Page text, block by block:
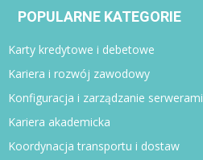
POPULARNE KATEGORIE
Karty kredytowe i debetowe
Kariera i rozwój zawodowy
Konfiguracja i zarządzanie serwerami
Kariera akademicka
Koordynacja transportu i dostaw